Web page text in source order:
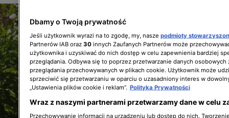
Dbamy o Twoją prywatność
Jeśli użytkownik wyrazi na to zgodę, my, nasze podmioty
Partnerów IAB oraz 30 innych Zaufanych Partnerów może
użytkownika i uzyskiwać do nich dostęp w celu zapewnienia bardziej
przeglądania. Odbywa się to poprzez przetwarzanie danych osobowych
przeglądania przechowywanych w plikach cookie. Użytkownik może
sprzeciwić się przetwarzaniu w oparciu o uzasadniony interes w
„Ustawienia plików cookie i reklam”. Polityka Prywatności
Wraz z naszymi partnerami przetwarzamy dane w celu
Przechowywanie informacji na urządzeniu lub dostęp do nich.